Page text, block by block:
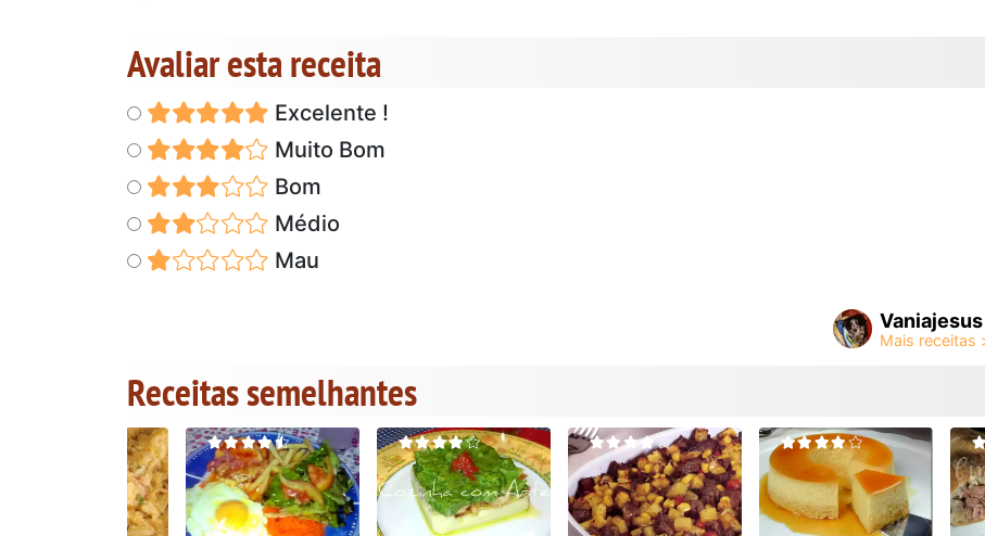
Avaliar esta receita
Excelente !
Muito Bom
Bom
Médio
Mau
Vaniajesus
Receitas semelhantes